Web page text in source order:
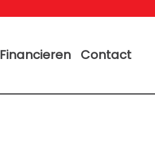
Financieren Contact